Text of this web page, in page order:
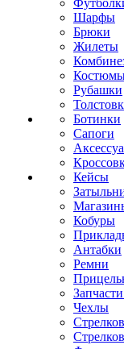
Шарфы
Брюки
Жилеты
Рубашки
Ботинки
Сапоги
Кейсы
Кобуры
Антабки
Ремни
Чехлы